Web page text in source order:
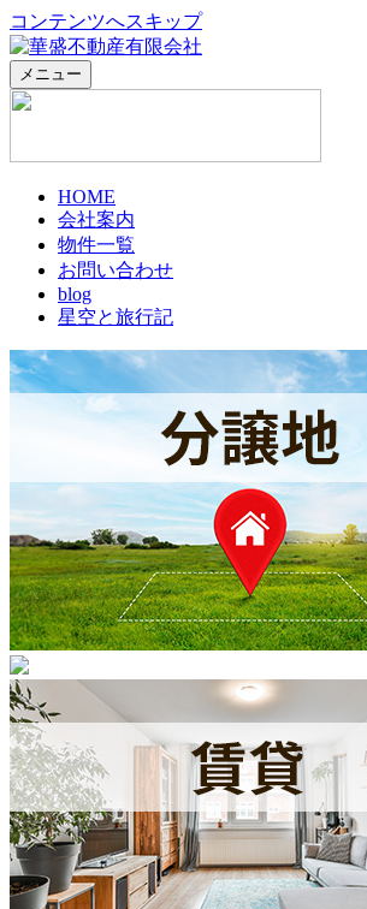
コンテンツへスキップ
華盛不動産有限会社|防府市の売土地|賃貸
防府市の不動産｜売土地｜賃貸｜
メニュー
HOME
会社案内
物件一覧
お問い合わせ
blog
星空と旅行記